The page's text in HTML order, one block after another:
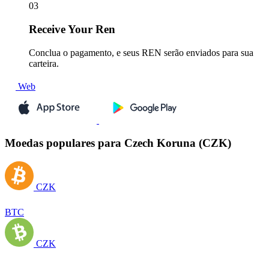
03
ReceiveYour Ren
Conclua o pagamento, e seus REN serão enviados para sua
carteira.
Web
Moedas populares para Czech Koruna (CZK)
CZK
BTC
CZK